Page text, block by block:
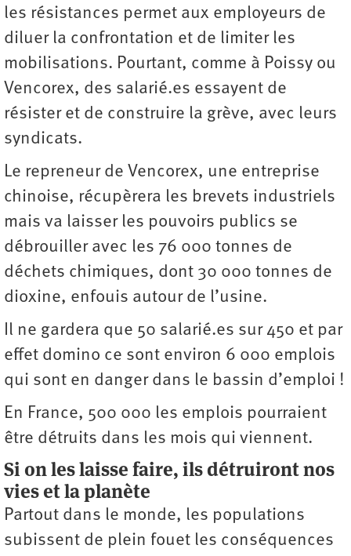
les résistances permet aux employeurs de
diluer la confrontation et de limiter les
mobilisations. Pourtant, comme à Poissy ou
Vencorex, des salarié.es essayent de
résister et de construire la grève, avec leurs
syndicats.
Le repreneur de Vencorex, une entreprise
chinoise, récupèrera les brevets industriels
mais va laisser les pouvoirs publics se
débrouiller avec les 76 000 tonnes de
déchets chimiques, dont 30 000 tonnes de
dioxine, enfouis autour de l’usine.
Il ne gardera que 50 salarié.es sur 450 et par
effet domino ce sont environ 6 000 emplois
qui sont en danger dans le bassin d’emploi !
En France, 500 000 les emplois pourraient
être détruits dans les mois qui viennent.
Si on les laisse faire, ils détruiront nos
vies et la planète
Partout dans le monde, les populations
subissent de plein fouet les conséquences